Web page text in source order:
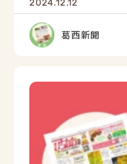
2024.12.12
葛西新聞